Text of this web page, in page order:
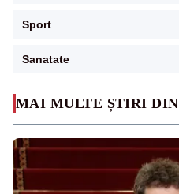
MAI MULTE ȘTIRI DIN
Sport
Sanatate